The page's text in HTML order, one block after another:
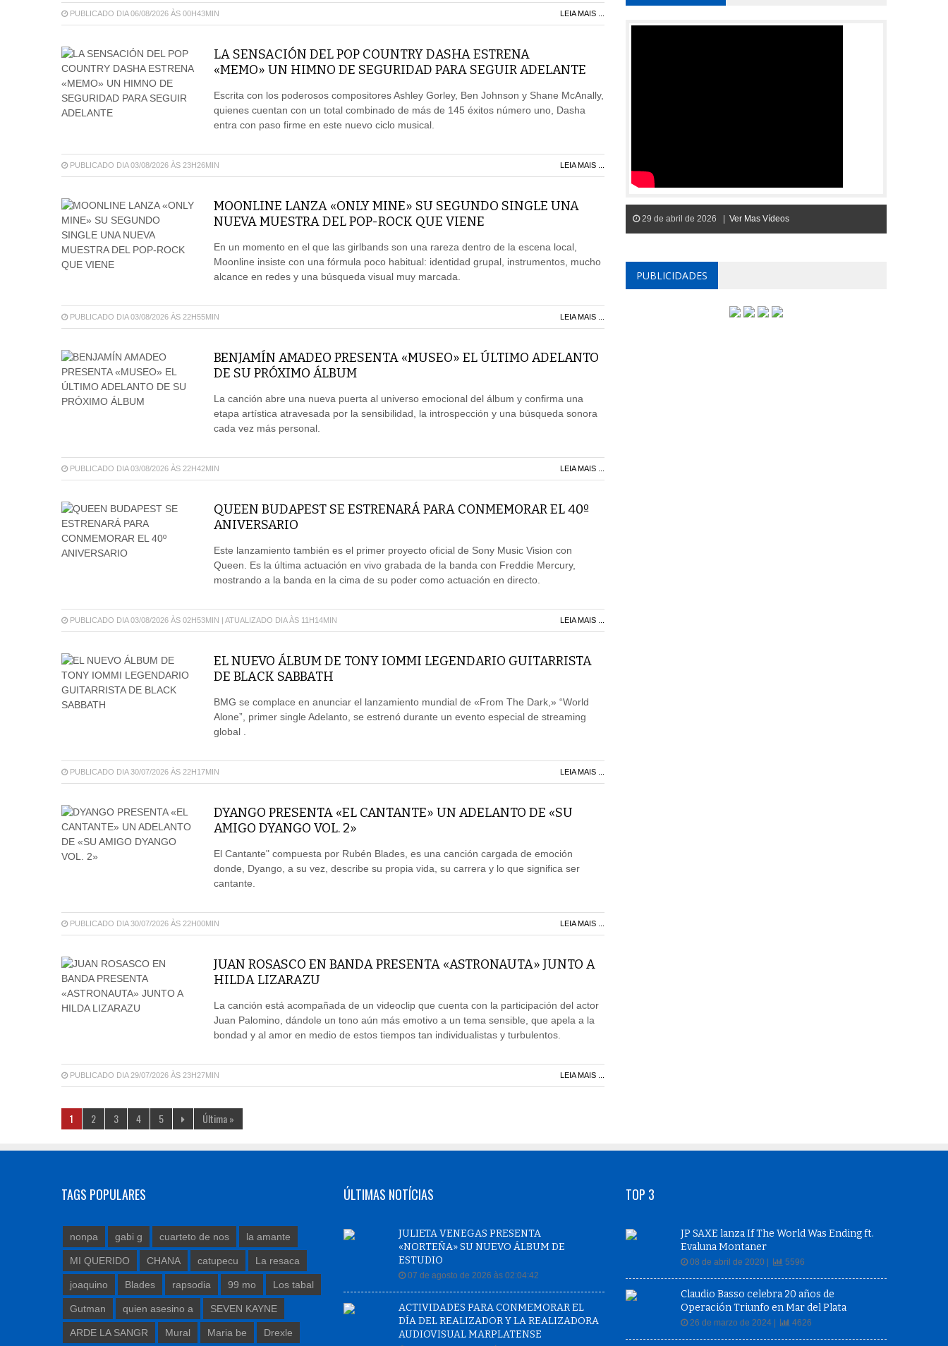
PUBLICADO DIA 06/08/2026 ÀS 00H43MIN LEIA MAIS ...
LA SENSACIÓN DEL POP COUNTRY DASHA ESTRENA
«MEMO» UN HIMNO DE SEGURIDAD PARA SEGUIR ADELANTE
Escrita con los poderosos compositores Ashley Gorley, Ben Johnson y Shane McAnally,
quienes cuentan con un total combinado de más de 145 éxitos número uno, Dasha
entra con paso firme en este nuevo ciclo musical.
PUBLICADO DIA 03/08/2026 ÀS 23H26MIN LEIA MAIS ...
MOONLINE LANZA «ONLY MINE» SU SEGUNDO SINGLE UNA
NUEVA MUESTRA DEL POP-ROCK QUE VIENE
En un momento en el que las girlbands son una rareza dentro de la escena local,
Moonline insiste con una fórmula poco habitual: identidad grupal, instrumentos, mucho
alcance en redes y una búsqueda visual muy marcada.
PUBLICADO DIA 03/08/2026 ÀS 22H55MIN LEIA MAIS ...
BENJAMÍN AMADEO PRESENTA «MUSEO» EL ÚLTIMO ADELANTO
DE SU PRÓXIMO ÁLBUM
La canción abre una nueva puerta al universo emocional del álbum y confirma una
etapa artística atravesada por la sensibilidad, la introspección y una búsqueda sonora
cada vez más personal.
PUBLICADO DIA 03/08/2026 ÀS 22H42MIN LEIA MAIS ...
QUEEN BUDAPEST SE ESTRENARÁ PARA CONMEMORAR EL 40º
ANIVERSARIO
Este lanzamiento también es el primer proyecto oficial de Sony Music Vision con
Queen. Es la última actuación en vivo grabada de la banda con Freddie Mercury,
mostrando a la banda en la cima de su poder como actuación en directo.
PUBLICADO DIA 03/08/2026 ÀS 02H53MIN | ATUALIZADO DIA ÀS 11H14MIN LEIA MAIS ...
EL NUEVO ÁLBUM DE TONY IOMMI LEGENDARIO GUITARRISTA
DE BLACK SABBATH
BMG se complace en anunciar el lanzamiento mundial de «From The Dark,» “World
Alone”, primer single Adelanto, se estrenó durante un evento especial de streaming
global .
PUBLICADO DIA 30/07/2026 ÀS 22H17MIN LEIA MAIS ...
DYANGO PRESENTA «EL CANTANTE» UN ADELANTO DE «SU
AMIGO DYANGO VOL. 2»
El Cantante" compuesta por Rubén Blades, es una canción cargada de emoción
donde, Dyango, a su vez, describe su propia vida, su carrera y lo que significa ser
cantante.
PUBLICADO DIA 30/07/2026 ÀS 22H00MIN LEIA MAIS ...
JUAN ROSASCO EN BANDA PRESENTA «ASTRONAUTA» JUNTO A
HILDA LIZARAZU
La canción está acompañada de un videoclip que cuenta con la participación del actor
Juan Palomino, dándole un tono aún más emotivo a un tema sensible, que apela a la
bondad y al amor en medio de estos tiempos tan individualistas y turbulentos.
PUBLICADO DIA 29/07/2026 ÀS 23H27MIN LEIA MAIS ...
1 2 3 4 5 Última »
29 de abril de 2026 | Ver Mas Vídeos
PUBLICIDADES
TAGS POPULARES
nonpa gabi g cuarteto de nos la amante
MI QUERIDO CHANA catupecu La resaca
joaquino Blades rapsodia 99 mo Los tabal
Gutman quien asesino a SEVEN KAYNE
ARDE LA SANGR Mural Maria be Drexle
ÚLTIMAS NOTÍCIAS
JULIETA VENEGAS PRESENTA
«NORTEÑA» SU NUEVO ÁLBUM DE
ESTUDIO
07 de agosto de 2026 às 02:04:42
ACTIVIDADES PARA CONMEMORAR EL
DÍA DEL REALIZADOR Y LA REALIZADORA
AUDIOVISUAL MARPLATENSE
TOP 3
JP SAXE lanza If The World Was Ending ft.
Evaluna Montaner
08 de abril de 2020 | 5596
Claudio Basso celebra 20 años de
Operación Triunfo en Mar del Plata
26 de marzo de 2024 | 4626